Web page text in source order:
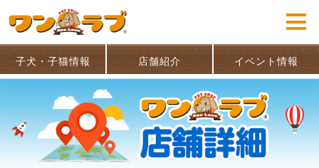
子犬・子猫情報 店舗紹介 イベント情報